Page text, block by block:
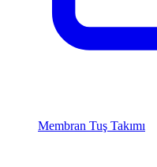
Membran Tuş Takımı